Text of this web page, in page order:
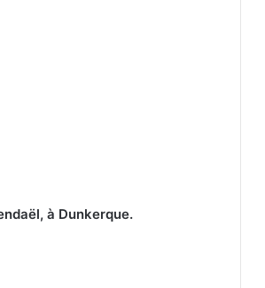
à Dunkerque.